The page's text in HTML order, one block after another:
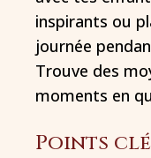
inspirants ou
journée
Trouve des
moments en
Points